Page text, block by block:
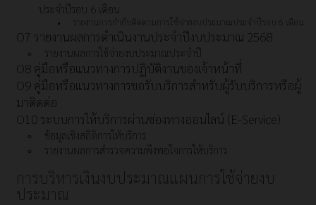
ประจำปีรอบ 6 เดือน
รายงานการกำกับติดตามการใช้จ่ายงบประมาณประจำปีรอบ 6 เดือน
O7 รายงานผลการดำเนินงานประจำปีงบประมาณ 2568
รายงานผลการใช้จ่ายงบประมาณประจำปี
O8 คู่มือหรือแนวทางการปฏิบัติงานของเจ้าหน้าที่
O9 คู่มือหรือแนวทางการขอรับบริการสำหรับผู้รับบริการหรือผู้
มาติดต่อ
O10 ระบบการให้บริการผ่านซ่องทางออนไลน์ (E-Service)
ข้อมูลเชิงสถิติการให้บริการ
รายงานผลการสำรวจความพึงพอใจการให้บริการ
การบริหารเงินงบประมาณแผนการใช้จ่ายงบ
ประมาณ